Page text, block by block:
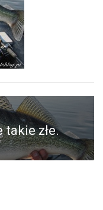
takie złe.